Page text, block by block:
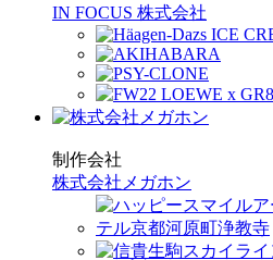
IN FOCUS 株式会社
制作会社
株式会社メガホン